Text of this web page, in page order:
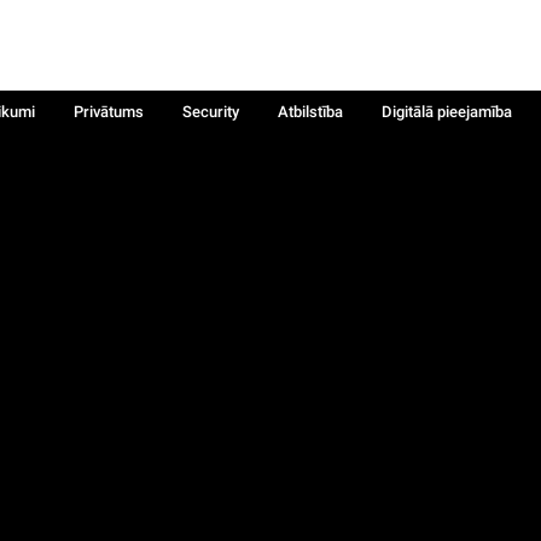
Privātums Security Atbilstība
Digitālā pieejamība